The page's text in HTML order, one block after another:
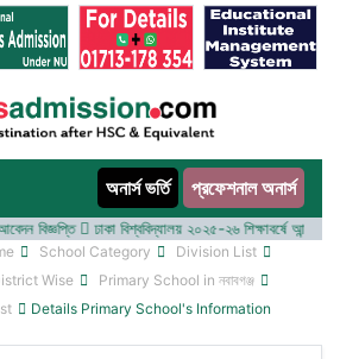
অনার্স ভর্তি প্রফেশনাল অনার্স
বিজ্ঞপ্তি ঢাকা বিশ্ববিদ্যালয় ২০২৫-২৬ শিক্ষাবর্ষে
School Category
Division List
Wise
Primary School in নবাবগঞ্জ
Details Primary School's Information